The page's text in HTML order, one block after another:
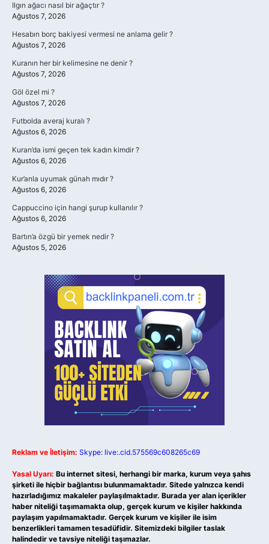
Ilgın ağacı nasıl bir ağaçtır ?
Ağustos 7, 2026
Hesabın borç bakiyesi vermesi ne anlama gelir ?
Ağustos 7, 2026
Kuranın her bir kelimesine ne denir ?
Ağustos 7, 2026
Göl özel mi ?
Ağustos 7, 2026
Futbolda averaj kuralı ?
Ağustos 6, 2026
Kuran’da ismi geçen tek kadın kimdir ?
Ağustos 6, 2026
Kur’anla uyumak günah mıdır ?
Ağustos 6, 2026
Cappuccino için hangi şurup kullanılır ?
Ağustos 6, 2026
Bartın’a özgü bir yemek nedir ?
Ağustos 5, 2026
Reklam ve İletişim: Skype: live:.cid.575569c608265c69
Yasal Uyarı: Bu internet sitesi, herhangi bir marka, kurum veya şahıs
şirketi ile hiçbir bağlantısı bulunmamaktadır. Sitede yalnızca kendi
hazırladığımız makaleler paylaşılmaktadır. Burada yer alan içerikler
haber niteliği taşımamakta olup, gerçek kurum ve kişiler hakkında
paylaşım yapılmamaktadır. Gerçek kurum ve kişiler ile isim
benzerlikleri tamamen tesadüfidir. Sitemizdeki bilgiler taslak
halindedir ve tavsiye niteliği taşımazlar.